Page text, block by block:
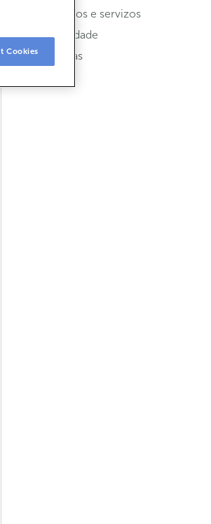
Produtos e servizos
Seguridade
Tarxetas
Cookies